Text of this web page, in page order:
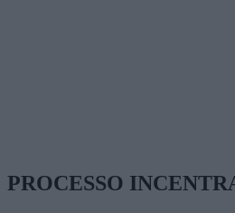
PROCESSO